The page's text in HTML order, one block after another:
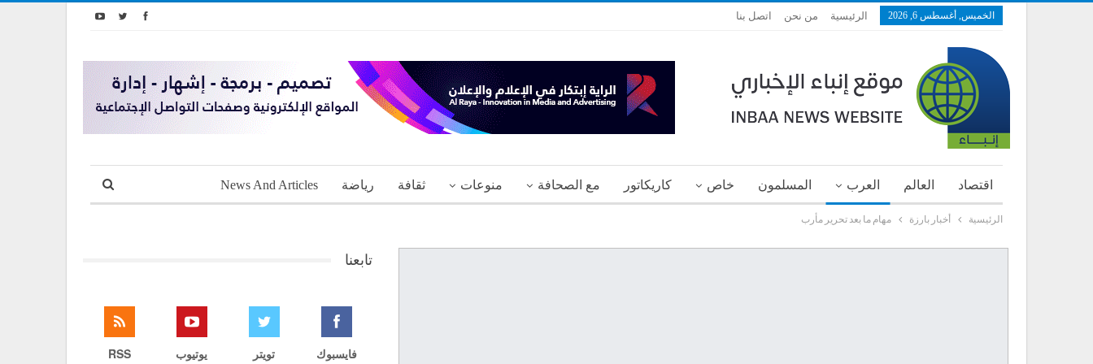
الخميس, أغسطس 6, 2026 الرئيسية من نحن اتصل بنا
اقتصاد العالم العرب المسلمون خاص كاريكاتور مع الصحافة منوعات ثقافة رياضة News And Articles
الرئيسية أخبار بارزة مهام ما بعد تحرير مأرب
تابعنا
فايسبوك تويتر يوتيوب RSS